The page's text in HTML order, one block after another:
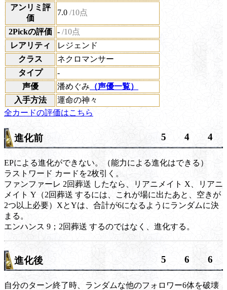
アンリミ評
価
7.0 /10点
2Pickの評価 - /10点
レアリティ
レジェンド
クラス
ネクロマンサー
タイプ
-
声優
潘めぐみ （声優一覧）
入手方法
運命の神々
全カードの評価はこちら
進化前 5 4 4
EPによる進化ができない。（能力による進化はできる）
ラストワード カードを2枚引く。
ファンファーレ 2回葬送 したなら、 リアニメイト X、
リアニ
メイト Y（2回葬送 するには、これが場に出たあと、空きが
2つ以上必要）XとYは、合計が6になるようにランダムに決
まる。
エンハンス 9；2回葬送 するのではなく、進化する。
進化後 5 6 6
自分のターン終了時、ランダムな他のフォロワー6体を破壊